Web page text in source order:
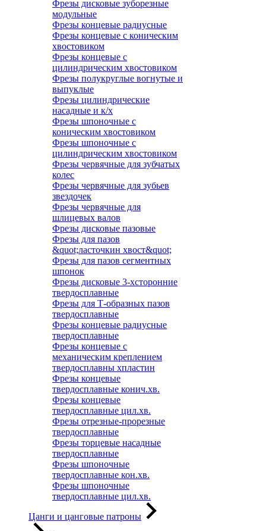
Фрезы дисковые зуборезные
модульные
Фрезы концевые радиусные
Фрезы концевые с коническим
хвостовиком
Фрезы концевые с
цилиндрическим хвостовиком
Фрезы полукруглые вогнутые и
выпуклые
Фрезы цилиндрические
насадные и к/х
Фрезы шпоночные с
коническим хвостовиком
Фрезы шпоночные с
цилиндрическим хвостовиком
Фрезы червячные для зубчатых
колес
Фрезы червячные для зубьев
звездочек
Фрезы червячные для
шлицевых валов
Фрезы дисковые пазовые
Фрезы для пазов
&quot;ласточкин хвост&quot;
Фрезы для пазов сегментных
шпонок
Фрезы дисковые 3-хсторонние
твердосплавные
Фрезы для Т-образных пазов
твердосплавные
Фрезы концевые радиусные
твердосплавные
Фрезы концевые с
механическим креплением
твердосплавны хпластин
Фрезы концевые
твердосплавные конич.хв.
Фрезы концевые
твердосплавные цил.хв.
Фрезы отрезные-прорезные
твердосплавные
Фрезы торцевые насадные
твердосплавные
Фрезы шпоночные
твердосплавные кон.хв.
Фрезы шпоночные
твердосплавные цил.хв.
Цанги и цанговые патроны